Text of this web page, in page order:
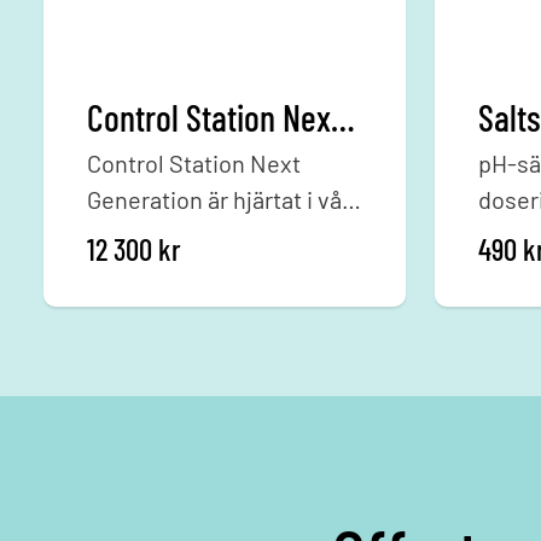
Control Station Next Generation - Endast Box
Control Station Next
Generation är hjärtat i vår
nya mät och
Komplettera med valfria
12 300 kr
pH-
pool.
490